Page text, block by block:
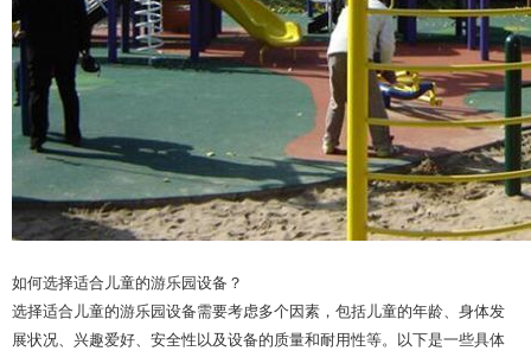
如何选择适合儿童的游乐园设备？
选择适合儿童的游乐园设备需要考虑多个因素，包括儿童的年龄、身体发
展状况、兴趣爱好、安全性以及设备的质量和耐用性等。以下是一些具体